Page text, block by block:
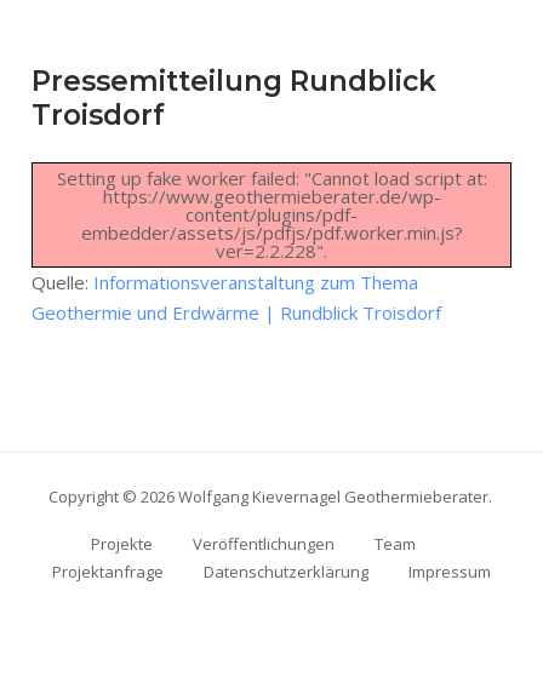
Pressemitteilung Rundblick
Troisdorf
Setting up fake worker failed: "Cannot load script at:
https://www.geothermieberater.de/wp-
content/plugins/pdf-
embedder/assets/js/pdfjs/pdf.worker.min.js?
ver=2.2.228".
Quelle: Informationsveranstaltung zum Thema
Geothermie und Erdwärme | Rundblick Troisdorf
Copyright © 2026 Wolfgang Kievernagel Geothermieberater.
Projekte Veröffentlichungen
Team
Projektanfrage
Datenschutzerklärung Impressum